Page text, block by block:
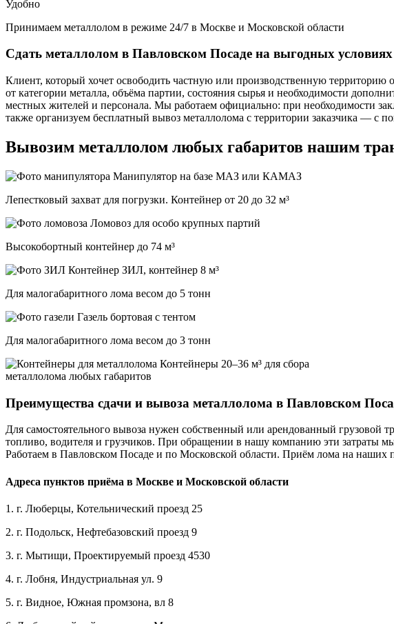
Удобно
Принимаем металлолом в режиме 24/7 в Москве и Московской области
Сдать металлолом в Павловском Посаде на выгодных условиях
Клиент, который хочет освободить частную или производственную территорию
от категории металла, объёма партии, состояния сырья и необходимости
местных жителей и персонала. Мы работаем официально: при необходимости
также организуем бесплатный вывоз металлолома с территории заказчика — с
Вывозим металлолом любых габаритов нашим
Манипулятор на базе МАЗ или КАМАЗ
Лепестковый захват для погрузки. Контейнер от 20 до 32 м³
Ломовоз для особо крупных партий
Высокобортный контейнер до 74 м³
ЗИЛ, контейнер 8 м³
Для малогабаритного лома весом до 5 тонн
Газель бортовая с тентом
Для малогабаритного лома весом до 3 тонн
Контейнеры 20–36 м³ для сбора
металлолома любых габаритов
Преимущества сдачи и вывоза металлолома в Павловском
Для самостоятельного вывоза нужен собственный или арендованный грузовой
топливо, водителя и грузчиков. При обращении в нашу компанию эти затраты
Работаем в Павловском Посаде и по Московской области. Приём лома на наших
Адреса пунктов приёма в Москве и Московской области
1. г. Люберцы, Котельнический проезд 25
2. г. Подольск, Нефтебазовский проезд 9
3. г. Мытищи, Проектируемый проезд 4530
4. г. Лобня, Индустриальная ул. 9
5. г. Видное, Южная промзона, вл 8